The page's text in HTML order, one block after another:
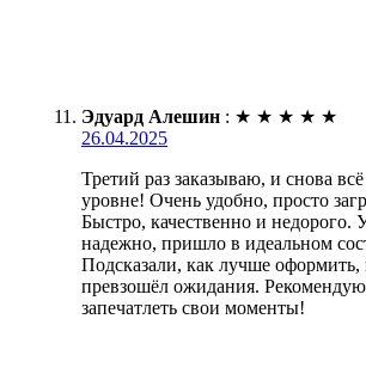
Эдуард Алешин : ★ ★ ★ ★ ★
26.04.2025
Третий раз заказываю, и снова
уровне! Очень удобно, просто
Быстро, качественно и недорого.
надежно, пришло в идеальном
Подсказали, как лучше оформить,
превзошёл ожидания. Рекомендую
запечатлеть свои моменты!